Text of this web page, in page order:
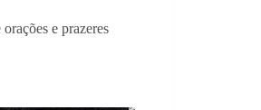
e prazeres